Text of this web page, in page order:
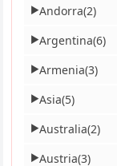
▶Andorra(2)
▶Argentina(6)
▶Armenia(3)
▶Asia(5)
▶Australia(2)
▶Austria(3)